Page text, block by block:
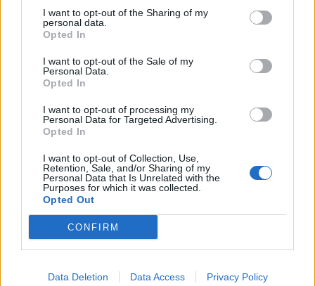
I want to opt-out of the Sharing of my
personal data.
Opted In
I want to opt-out of the Sale of my
Personal Data.
Opted In
I want to opt-out of processing my
Personal Data for Targeted Advertising.
Opted In
I want to opt-out of Collection, Use,
Retention, Sale, and/or Sharing of my
Personal Data that Is Unrelated with the
Purposes for which it was collected.
Opted Out
CONFIRM
Data Deletion Data Access Privacy Policy
2023-09-12
Banca del Mezzogiorno MedioCredito Centrale S.p.A.
90.000 euro
2023-09-05
Fondo di garanzia per le piccole e medie imprese
Banca del Mezzogiorno MedioCredito Centrale S.p.A.
48.000 euro
2023-05-30
Contributo a fondo perduto [e modifiche ai sensi
della decisione SA. 62668 e decisione C(2022) 171 final)
SA 101076)